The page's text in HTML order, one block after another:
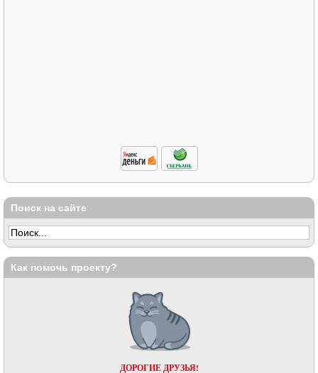
Поиск на сайте
Как помочь проекту?
ДОРОГИЕ ДРУЗЬЯ!